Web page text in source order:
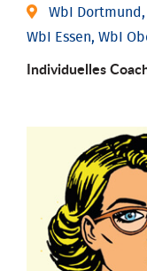
WbI
WbI Essen, WbI
Individuelles